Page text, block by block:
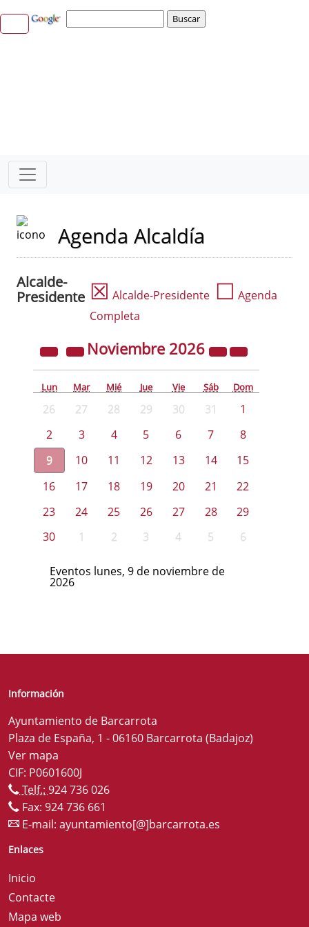
Agenda Alcaldía
Alcalde-
Presidente ☒ Alcalde-Presidente ☐ Agenda
Completa
Noviembre 2026
Lun Mar Mié Jue Vie Sáb Dom
26 27 28 29 30 31
1
2
3 4 5 6 7
8
9
10 11 12 13 14
15
16
17 18 19 20 21
22
23
24 25 26 27 28
29
30
1 2 3 4 5 6
Eventos lunes, 9 de noviembre de
2026
Información
Ayuntamiento de Barcarrota
Plaza de España, 1 - 06160 Barcarrota (Badajoz)
Ver mapa
CIF: P0601600J
Telf.: 924 736 026
Fax: 924 736 661
E-mail: ayuntamiento[@]barcarrota.es
Enlaces
Inicio
Contacte
Mapa web